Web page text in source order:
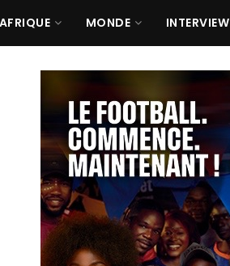
AFRIQUE MONDE INTERVIEW